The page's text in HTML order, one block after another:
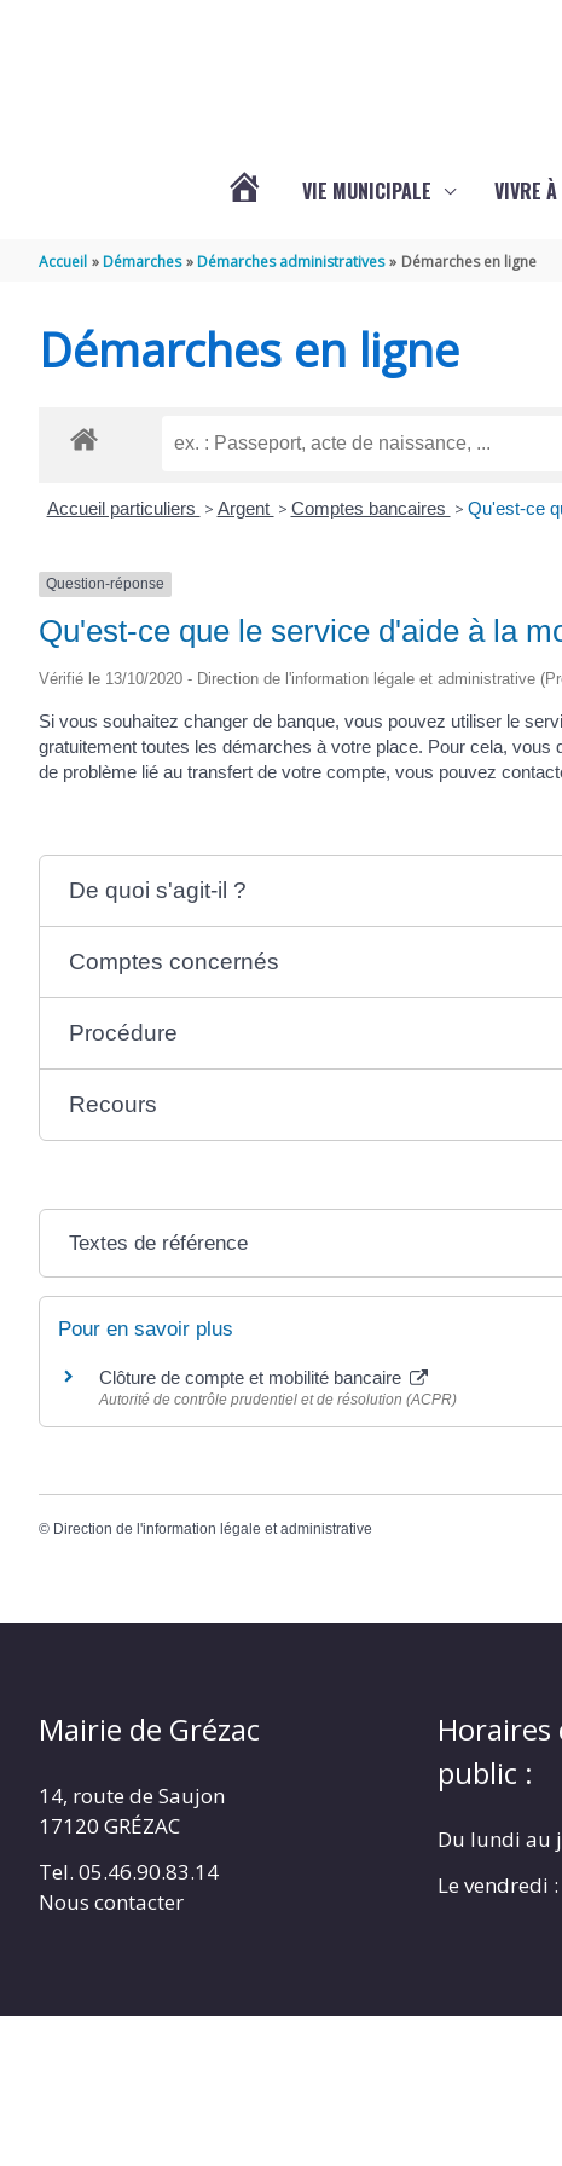
VIE MUNICIPALE VIVRE
Accueil Démarches Démarches administratives Démarches en ligne
Démarches en ligne
Accueil particuliers > Argent > Comptes bancaires > Qu'est-ce
Question-réponse
Qu'est-ce que le service d'aide à la
Vérifié le 13/10/2020 - Direction de l'information légale et administrative
Si vous souhaitez changer de banque, vous pouvez utiliser le
gratuitement toutes les démarches à votre place. Pour cela,
de problème lié au transfert de votre compte, vous pouvez
De quoi s'agit-il ?
Comptes concernés
Procédure
Recours
Textes de référence
Pour en savoir plus
Clôture de compte et mobilité bancaire
Autorité de contrôle prudentiel et de résolution (ACPR)
© Direction de l'information légale et administrative
Mairie de Grézac
14, route de Saujon
17120 GRÉZAC
Tel. 05.46.90.83.14
Nous contacter
Horaires
public :
Du lundi au
Le vendredi